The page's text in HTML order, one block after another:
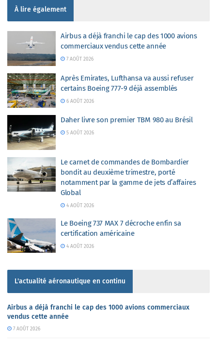
À lire également
Airbus a déjà franchi le cap des 1000 avions
commerciaux vendus cette année
7 AOÛT 2026
Après Emirates, Lufthansa va aussi refuser
certains Boeing 777-9 déjà assemblés
6 AOÛT 2026
Daher livre son premier TBM 980 au Brésil
5 AOÛT 2026
Le carnet de commandes de Bombardier
bondit au deuxième trimestre, porté
notamment par la gamme de jets d’affaires
Global
4 AOÛT 2026
Le Boeing 737 MAX 7 décroche enfin sa
certification américaine
4 AOÛT 2026
L'actualité aéronautique en continu
Airbus a déjà franchi le cap des 1000 avions commerciaux
vendus cette année
7 AOÛT 2026